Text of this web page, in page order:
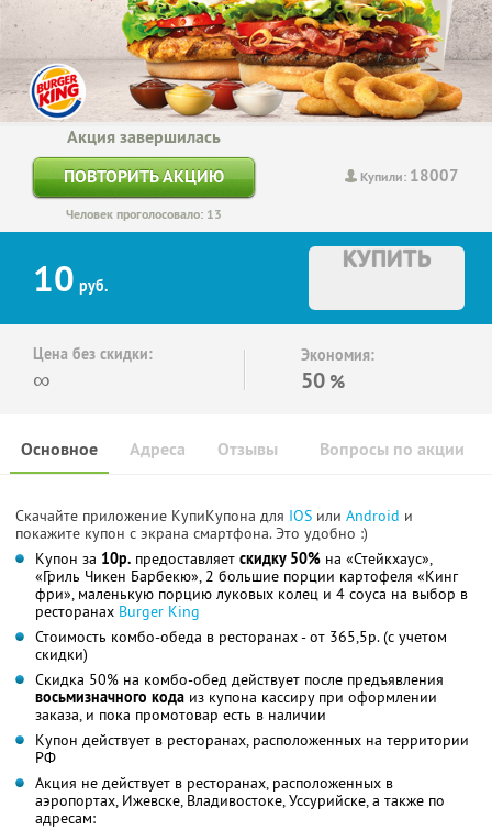
Купили: 18007
Акция завершилась
ПОВТОРИТЬ АКЦИЮ
Человек проголосовало: 13
10 руб.
КУПИТЬ
Цена без скидки:
∞
Экономия:
50 %
Основное Отзывы Вопросы по акции
Адреса
Скачайте приложение КупиКупона для IOS или Android и
покажите купон с экрана смартфона. Это удобно :)
Купон за 10р. предоставляет скидку 50% на «Стейкхаус»,
«Гриль Чикен Барбекю», 2 большие порции картофеля «Кинг
фри», маленькую порцию луковых колец и 4 соуса на выбор в
ресторанах Burger King
Стоимость комбо-обеда в ресторанах - от 365,5р. (с учетом
скидки)
Скидка 50% на комбо-обед действует после предъявления
восьмизначного кода из купона кассиру при оформлении
заказа, и пока промотовар есть в наличии
Купон действует в ресторанах, расположенных на территории
РФ
Акция не действует в ресторанах, расположенных в
аэропортах, Ижевске, Владивостоке, Уссурийске, а также по
адресам: